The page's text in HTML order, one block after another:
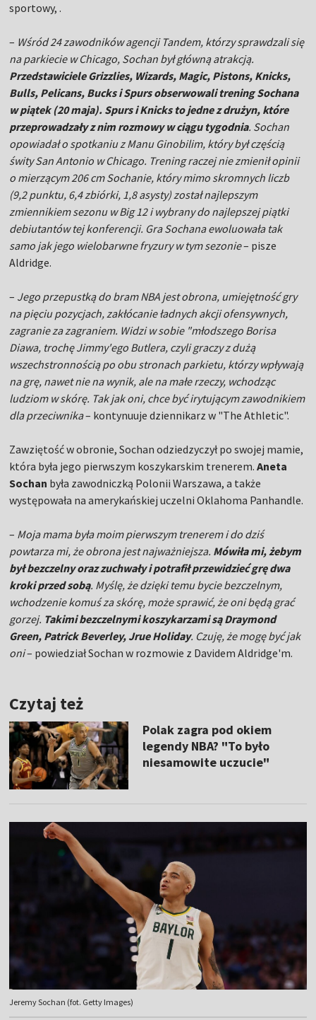
sportowy,.
– Wśród 24 zawodników agencji Tandem, którzy sprawdzali się
na parkiecie w Chicago, Sochan był główną atrakcją.
Przedstawiciele Grizzlies, Wizards, Magic, Pistons, Knicks,
Bulls, Pelicans, Bucks i Spurs obserwowali trening Sochana
w piątek (20 maja). Spurs i Knicks to jedne z drużyn, które
przeprowadzały z nim rozmowy w ciągu tygodnia. Sochan
opowiadał o spotkaniu z Manu Ginobilim, który był częścią
świty San Antonio w Chicago. Trening raczej nie zmienił opinii
o mierzącym 206 cm Sochanie, który mimo skromnych liczb
(9,2 punktu, 6,4 zbiórki, 1,8 asysty) został najlepszym
zmiennikiem sezonu w Big 12 i wybrany do najlepszej piątki
debiutantów tej konferencji. Gra Sochana ewoluowała tak
samo jak jego wielobarwne fryzury w tym sezonie– pisze
Aldridge.
– Jego przepustką do bram NBA jest obrona, umiejętność gry
na pięciu pozycjach, zakłócanie ładnych akcji ofensywnych,
zagranie za zagraniem. Widzi w sobie "młodszego Borisa
Diawa, trochę Jimmy'ego Butlera, czyli graczy z dużą
wszechstronnością po obu stronach parkietu, którzy wpływają
na grę, nawet nie na wynik, ale na małe rzeczy, wchodząc
ludziom w skórę. Tak jak oni, chce być irytującym zawodnikiem
dla przeciwnika– kontynuuje dziennikarz w "The Athletic".
Zawziętość w obronie, Sochan odziedzyczył po swojej mamie,
która była jego pierwszym koszykarskim trenerem.Aneta
Sochan była zawodniczką Polonii Warszawa, a także
występowała na amerykańskiej uczelni Oklahoma Panhandle.
– Moja mama była moim pierwszym trenerem i do dziś
powtarza mi, że obrona jest najważniejsza. Mówiła mi, żebym
był bezczelny oraz zuchwały i potrafił przewidzieć grę dwa
kroki przed sobą. Myślę, że dzięki temu bycie bezczelnym,
wchodzenie komuś za skórę, może sprawić, że oni będą grać
gorzej. Takimi bezczelnymi koszykarzami są Draymond
Green, Patrick Beverley, Jrue Holiday. Czuję, że mogę być jak
oni– powiedział Sochan w rozmowie z Davidem Aldridge'm.
Czytaj też
Polak zagra pod okiem
legendy NBA? "To było
niesamowite uczucie"
Jeremy Sochan (fot. Getty Images)